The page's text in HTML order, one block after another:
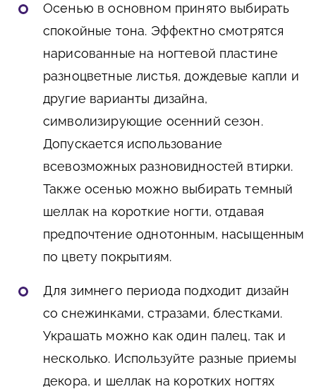
Осенью в основном принято выбирать
спокойные тона. Эффектно смотрятся
нарисованные на ногтевой пластине
разноцветные листья, дождевые капли и
другие варианты дизайна,
символизирующие осенний сезон.
Допускается использование
всевозможных разновидностей втирки.
Также осенью можно выбирать темный
шеллак на короткие ногти, отдавая
предпочтение однотонным, насыщенным
по цвету покрытиям.
Для зимнего периода подходит дизайн
со снежинками, стразами, блестками.
Украшать можно как один палец, так и
несколько. Используйте разные приемы
декора, и шеллак на коротких ногтях